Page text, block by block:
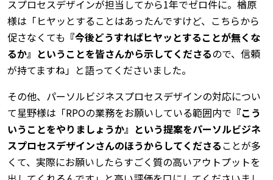
スプロセスデザインが担当してから1年でゼロ件に。楢原
様は「ヒヤッとすることはあったんですけど、こちらから
促さなくても 『今後どうすればヒヤッとすることが無くな
るか』ということを皆さんから示してくださるので、信頼
が持てますね」と語ってくださいました。
その他、パーソルビジネスプロセスデザインの対応につい
て星野様は「RPOの業務をお願いしている範囲内で 『こう
いうことをやりましょうか』という提案をパーソルビジネ
スプロセスデザインさんのほうからしてくださることが多
くて、実際にお願いしたらすごく質の高いアウトプットを